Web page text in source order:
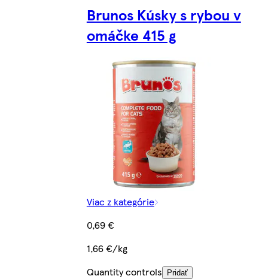
Brunos Kúsky s rybou v
omáčke 415 g
Viac z kategórie
0,69 €
1,66 €/kg
Quantity controls
Pridať